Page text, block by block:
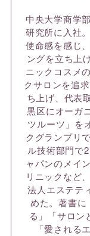
中央大学商学
研究所に入社
使命感を感じ
ングを立ち上
ニックコスメ
クサロンを追
ち上げ、代表
黒区にオーガ
ツルーツ」を
クグランプリ
ル技術部門で
ャパンのメイ
リニックなど
法人エステテ
めた。著書に
る」「サロン
「愛される